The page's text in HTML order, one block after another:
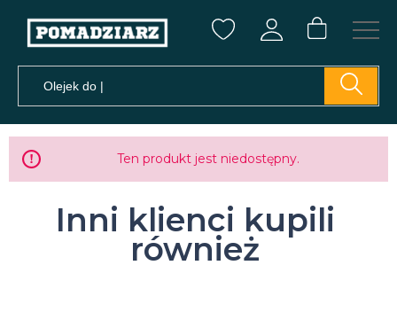
Ten produkt jest niedostępny.
Inni klienci kupili
również